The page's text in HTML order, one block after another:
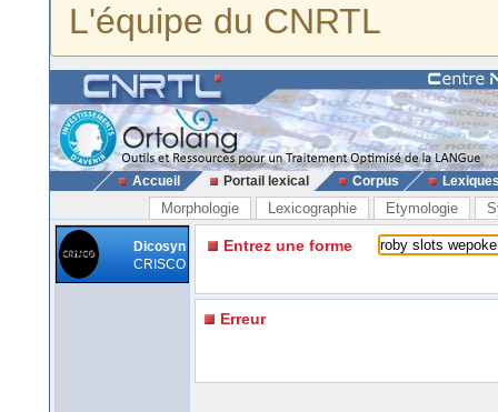
L'équipe du CNRTL
Accueil Portail lexical Corpus
Morphologie Lexicographie Etymologie
Dicosyn
CRISCO
Entrez une forme
Erreur